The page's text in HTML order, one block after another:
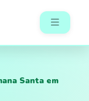
Santa em